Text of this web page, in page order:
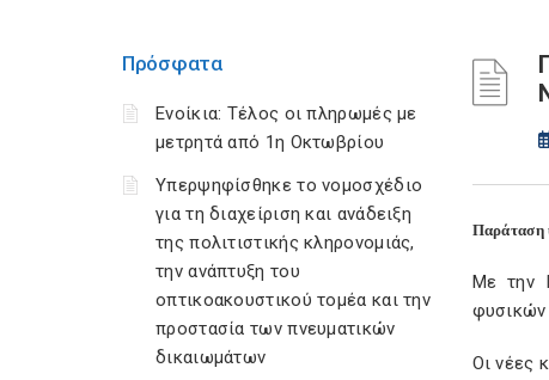
Πρόσφατα
Ενοίκια: Τέλος οι πληρωμές με
μετρητά από 1η Οκτωβρίου
Υπερψηφίσθηκε το νομοσχέδιο
για τη διαχείριση και ανάδειξη
της πολιτιστικής κληρονομιάς,
την ανάπτυξη του
οπτικοακουστικού τομέα και την
προστασία των πνευματικών
δικαιωμάτων
Παράταση
Με την
φυσικών
Οι νέες